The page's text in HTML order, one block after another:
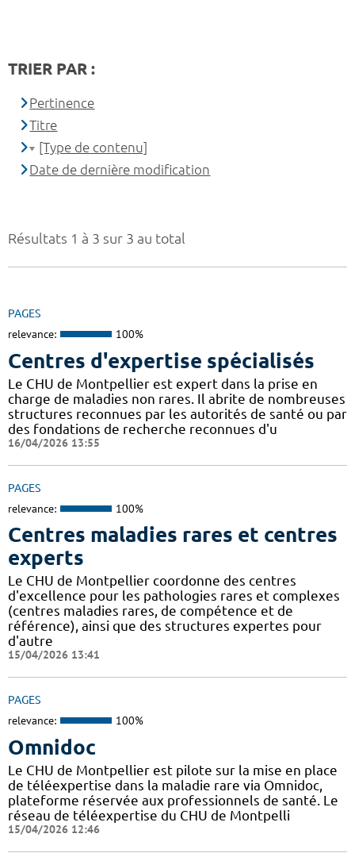
Résultats 1 à 3 sur 3 au total
PAGES
relevance: 100%
Centres d'expertise spécialisés
Le CHU de Montpellier est expert dans la prise en
charge de maladies non rares. Il abrite de nombreuses
structures reconnues par les autorités de santé ou par
des fondations de recherche reconnues d'u
16/04/2026 13:55
PAGES
relevance: 100%
Centres maladies rares et centres
experts
Le CHU de Montpellier coordonne des centres
d'excellence pour les pathologies rares et complexes
(centres maladies rares, de compétence et de
référence), ainsi que des structures expertes pour
d'autre
15/04/2026 13:41
PAGES
relevance: 100%
Omnidoc
Le CHU de Montpellier est pilote sur la mise en place
de téléexpertise dans la maladie rare via Omnidoc,
plateforme réservée aux professionnels de santé. Le
réseau de téléexpertise du CHU de Montpelli
15/04/2026 12:46
TRIER PAR :
Pertinence
Titre
[Type de contenu]
Date de dernière modification